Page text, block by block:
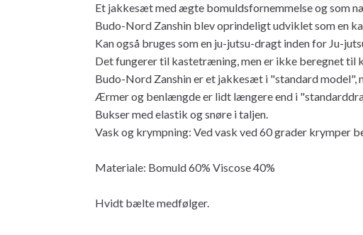
Et jakkesæt med ægte bomuldsfornemmelse og som
Budo-Nord Zanshin blev oprindeligt udviklet som en
Kan også bruges som en ju-jutsu-dragt inden for Ju-
Det fungerer til kastetræning, men er ikke beregnet til
Budo-Nord Zanshin er et jakkesæt i "standard
Ærmer og benlængde er lidt længere end i
Bukser med elastik og snøre i taljen.
Vask og krympning: Ved vask ved 60 grader krymper
Materiale: Bomuld 60% Viscose 40%
Hvidt bælte medfølger.